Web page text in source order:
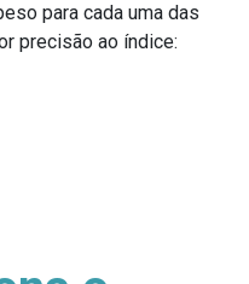
para cada uma das
precisão ao índice: